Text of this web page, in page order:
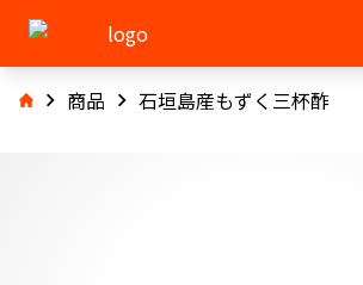
商品 石垣島産もずく三杯酢